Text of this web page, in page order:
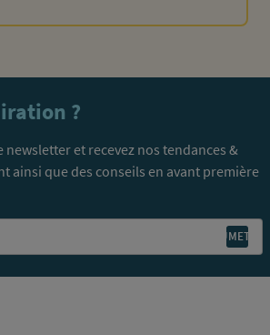
?
newsletter et recevez nos tendances &
ainsi que des conseils en avant première